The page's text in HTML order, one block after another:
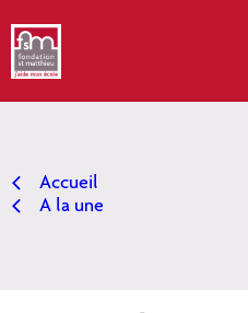
au
contenu
Accueil
A la une